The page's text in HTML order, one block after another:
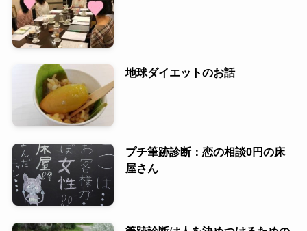
地球ダイエットのお話
プチ筆跡診断：恋の相談0円の床
屋さん